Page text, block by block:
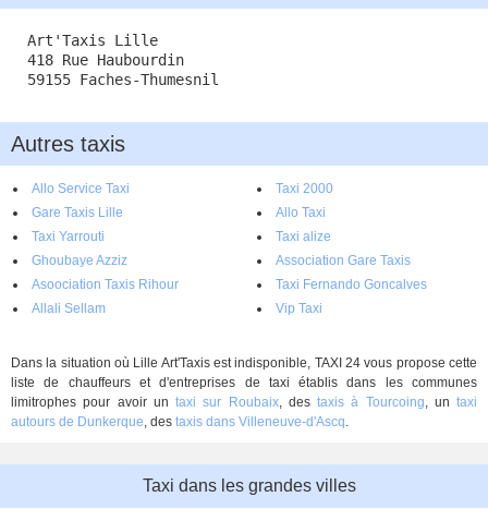
Art'Taxis Lille
418 Rue Haubourdin
59155 Faches-Thumesnil
Autres taxis
Allo Service Taxi
Taxi 2000
Gare Taxis Lille
Allo Taxi
Taxi Yarrouti
Taxi alize
Ghoubaye Azziz
Association Gare Taxis
Asoociation Taxis Rihour
Taxi Fernando Goncalves
Allali Sellam
Vip Taxi
Dans la situation où Lille Art'Taxis est indisponible, TAXI 24 vous propose cette
liste de chauffeurs et d'entreprises de taxi établis dans les communes
limitrophes pour avoir un taxi sur Roubaix, des taxis à Tourcoing, un taxi
autours de Dunkerque, des taxis dans Villeneuve-d'Ascq.
Taxi dans les grandes villes